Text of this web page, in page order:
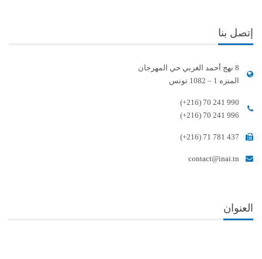
إتصل بنا
8 نهج أحمد الغربي حي المهرجان
المنزه 1 – 1082 تونس
(+216) 70 241 990
(+216) 70 241 996
(+216) 71 781 437
contact@inai.tn
العنوان